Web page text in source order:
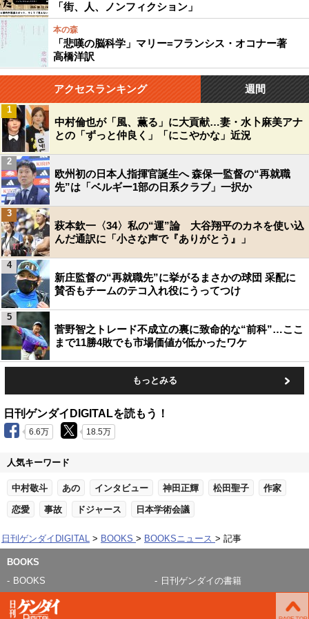
「街、人、ノンフィクション」
本の森
「悲嘆の脳科学」マリー=フランシス・オコナー著
高橋洋訳
アクセスランキング 週間
中村倫也が「風、薫る」に大貢献…妻・水卜麻美アナ
との「ずっと仲良く」「にこやかな」近況
1
欧州初の日本人指揮官誕生へ 森保一監督の“再就職
先”は「ベルギー1部の日系クラブ」一択か
2
萩本欽一〈34〉私の“運”論 大谷翔平のカネを使い込
んだ通訳に「小さな声で『ありがとう』」
3
新庄監督の“再就職先”に挙がるまさかの球団 采配に
賛否もチームのテコ入れ役にうってつけ
4
菅野智之トレード不成立の裏に致命的な“前科”…ここ
まで11勝4敗でも市場価値が低かったワケ
5
もっとみる
日刊ゲンダイDIGITALを読もう！
6.6万 18.5万
人気キーワード
中村敬斗 あの インタビュー 神田正輝 松田聖子 作家
恋愛 事故 ドジャース 日本学術会議
日刊ゲンダイDIGITAL BOOKS BOOKSニュース 記事
BOOKS
BOOKS
日刊ゲンダイの書籍